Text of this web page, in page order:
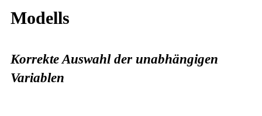
Modells
Korrekte Auswahl der unabhängigen
Variablen